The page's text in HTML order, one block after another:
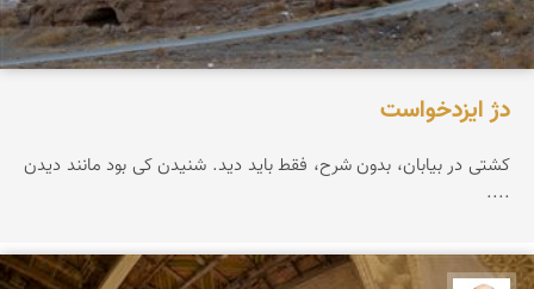
دژ ایزدخواست
کشتی در بیابان، بدون شرح، فقط باید دید. شنیدن کی بود مانند دیدن
....